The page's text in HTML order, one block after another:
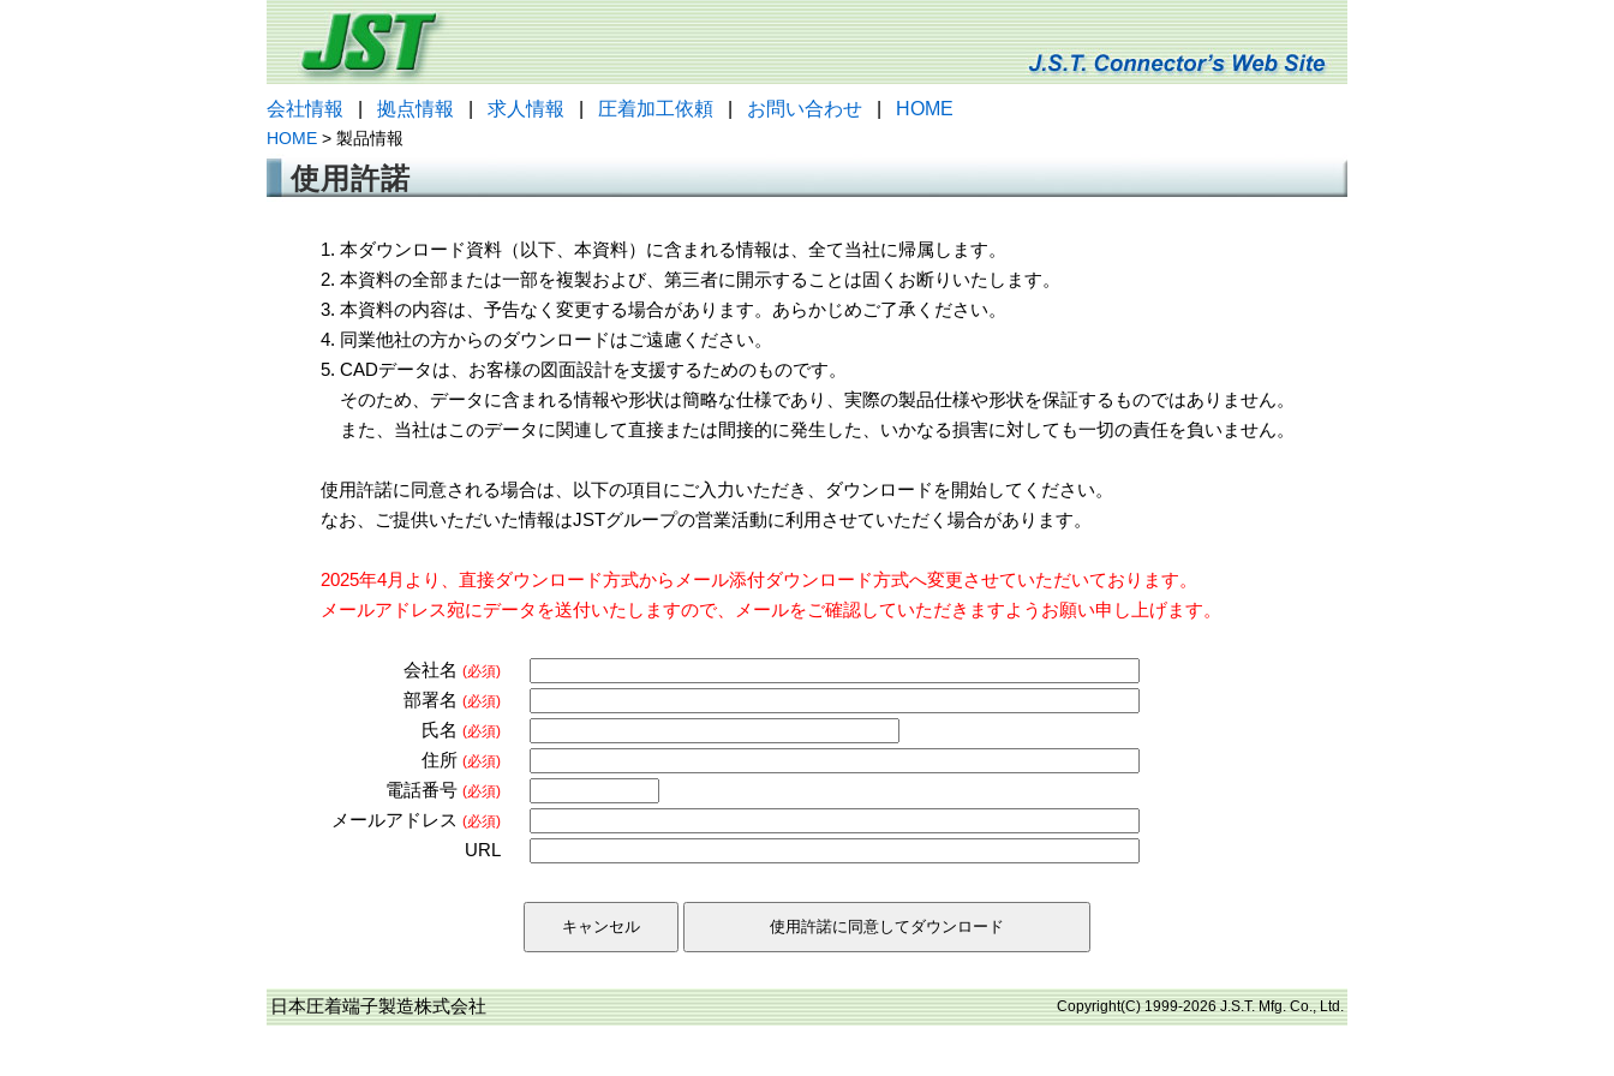
会社情報 拠点情報 求人情報 圧着加工依頼 お問い合わせ HOME
HOME > 製品情報
使用許諾
1. 本ダウンロード資料（以下、本資料）に含まれる情報は、全て当社に帰属します。
2. 本資料の全部または一部を複製および、第三者に開示することは固くお断りいたします。
3. 本資料の内容は、予告なく変更する場合があります。あらかじめご了承ください。
4. 同業他社の方からのダウンロードはご遠慮ください。
5. CADデータは、お客様の図面設計を支援するためのものです。
そのため、データに含まれる情報や形状は簡略な仕様であり、実際の製品仕様や形状を保証するものではありません。
また、当社はこのデータに関連して直接または間接的に発生した、いかなる損害に対しても一切の責任を負いません。
使用許諾に同意される場合は、以下の項目にご入力いただき、ダウンロードを開始してください。
なお、ご提供いただいた情報はJSTグループの営業活動に利用させていただく場合があります。
2025年4月より、直接ダウンロード方式からメール添付ダウンロード方式へ変更させていただいております。
メールアドレス宛にデータを送付いたしますので、メールをご確認していただきますようお願い申し上げます。
会社名 (必須)
部署名 (必須)
氏名 (必須)
住所 (必須)
電話番号 (必須)
メールアドレス (必須)
URL
日本圧着端子製造株式会社 Copyright(C) 1999-2026 J.S.T. Mfg. Co., Ltd.